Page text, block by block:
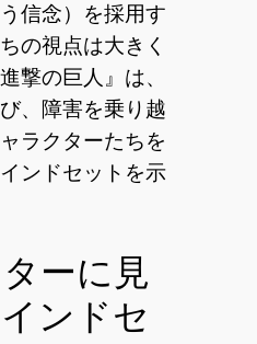
信念）を採用す
の視点は大きく
撃の巨人』は、
、障害を乗り越
ラクターたちを
ンドセットを示
ーに見
ンドセ